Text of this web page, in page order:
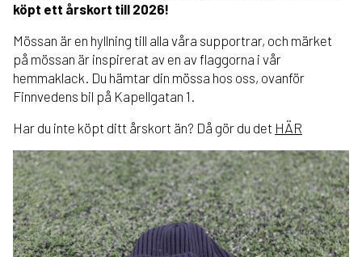
köpt ett årskort till 2026!
Mössan är en hyllning till alla våra supportrar, och märket
på mössan är inspirerat av en av flaggorna i vår
hemmaklack. Du hämtar din mössa hos oss, ovanför
Finnvedens bil på Kapellgatan 1.
Har du inte köpt ditt årskort än? Då gör du det HÄR